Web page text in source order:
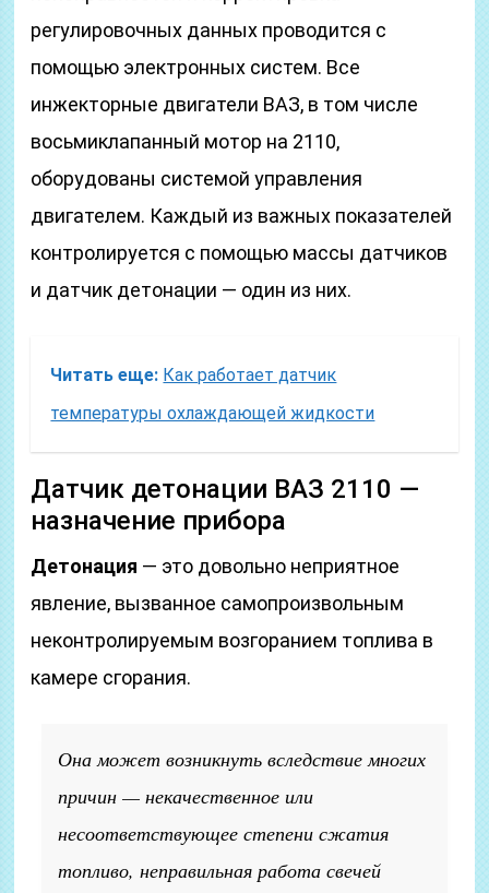
регулировочных данных проводится с
помощью электронных систем. Все
инжекторные двигатели ВАЗ, в том числе
восьмиклапанный мотор на 2110,
оборудованы системой управления
двигателем. Каждый из важных показателей
контролируется с помощью массы датчиков
и датчик детонации — один из них.
Читать еще: Как работает датчик
температуры охлаждающей жидкости
Датчик детонации ВАЗ 2110 —
назначение прибора
Детонация — это довольно неприятное
явление, вызванное самопроизвольным
неконтролируемым возгоранием топлива в
камере сгорания.
Она может возникнуть вследствие многих
причин — некачественное или
несоответствующее степени сжатия
топливо, неправильная работа свечей